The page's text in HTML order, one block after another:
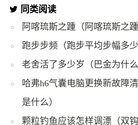
同类阅读
阿喀琉斯之踵（阿喀琉斯之踵
跑步步频（跑步平均步幅多少
老舍活了多少岁（巴金为什么
哈弗h6气囊电脑更换新故障
是什么）
颗粒钓鱼应该怎样调漂（双